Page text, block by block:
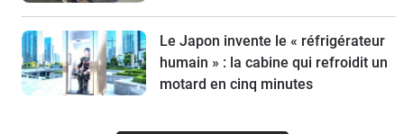
Le Japon invente le « réfrigérateur
humain » : la cabine qui refroidit un
motard en cinq minutes